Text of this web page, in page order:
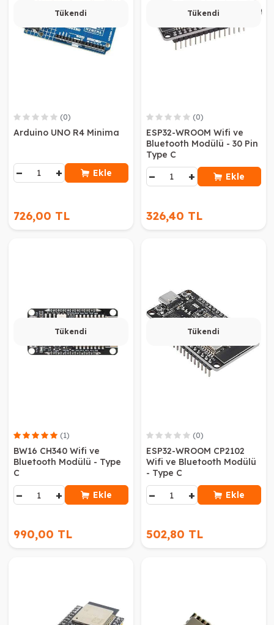
Tükendi
(0)
Arduino UNO R4 Minima
− + Ekle
726,00 TL
Tükendi
(0)
ESP32-WROOM Wifi ve
Bluetooth Modülü - 30 Pin
Type C
− + Ekle
326,40 TL
Tükendi
(1)
BW16 CH340 Wifi ve
Bluetooth Modülü - Type
C
− + Ekle
990,00 TL
Tükendi
(0)
ESP32-WROOM CP2102
Wifi ve Bluetooth Modülü
- Type C
− + Ekle
502,80 TL